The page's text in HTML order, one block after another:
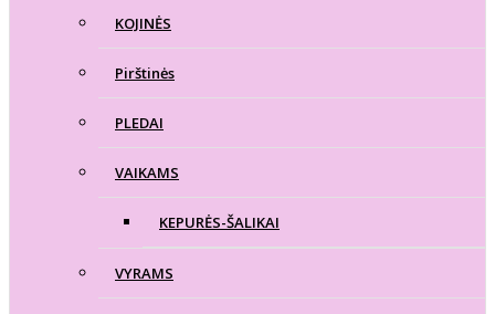
KOJINĖS
Pirštinės
PLEDAI
VAIKAMS
KEPURĖS-ŠALIKAI
VYRAMS